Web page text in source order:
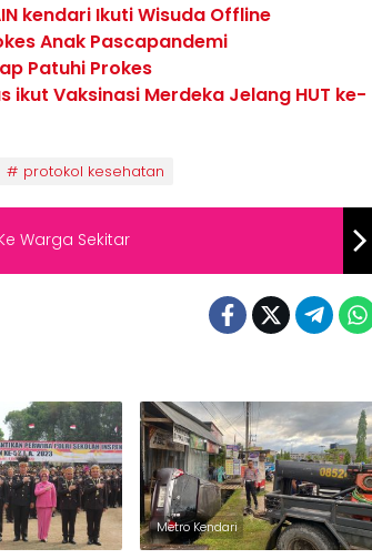
kendari Ikuti Wisuda Offline
Anak Pascapandemi
Patuhi Prokes
ikut Vaksinasi Merdeka Jelang HUT ke-
protokol kesehatan
Warga Sekitar
Metro Kendari